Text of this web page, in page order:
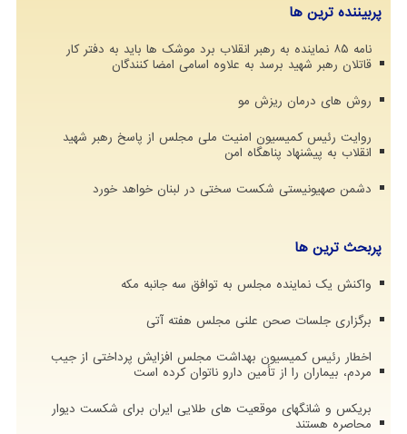
پربیننده ترین ها
نامه ۸۵ نماینده به رهبر انقلاب برد موشک ها باید به دفتر کار
قاتلان رهبر شهید برسد به علاوه اسامی امضا کنندگان
روش های درمان ریزش مو
روایت رئیس کمیسیون امنیت ملی مجلس از پاسخ رهبر شهید
انقلاب به پیشنهاد پناهگاه امن
دشمن صهیونیستی شکست سختی در لبنان خواهد خورد
پربحث ترین ها
واکنش یک نماینده مجلس به توافق سه جانبه مکه
برگزاری جلسات صحن علنی مجلس هفته آتی
اخطار رئیس کمیسیون بهداشت مجلس افزایش پرداختی از جیب
مردم، بیماران را از تأمین دارو ناتوان کرده است
بریکس و شانگهای موقعیت های طلایی ایران برای شکست دیوار
محاصره هستند